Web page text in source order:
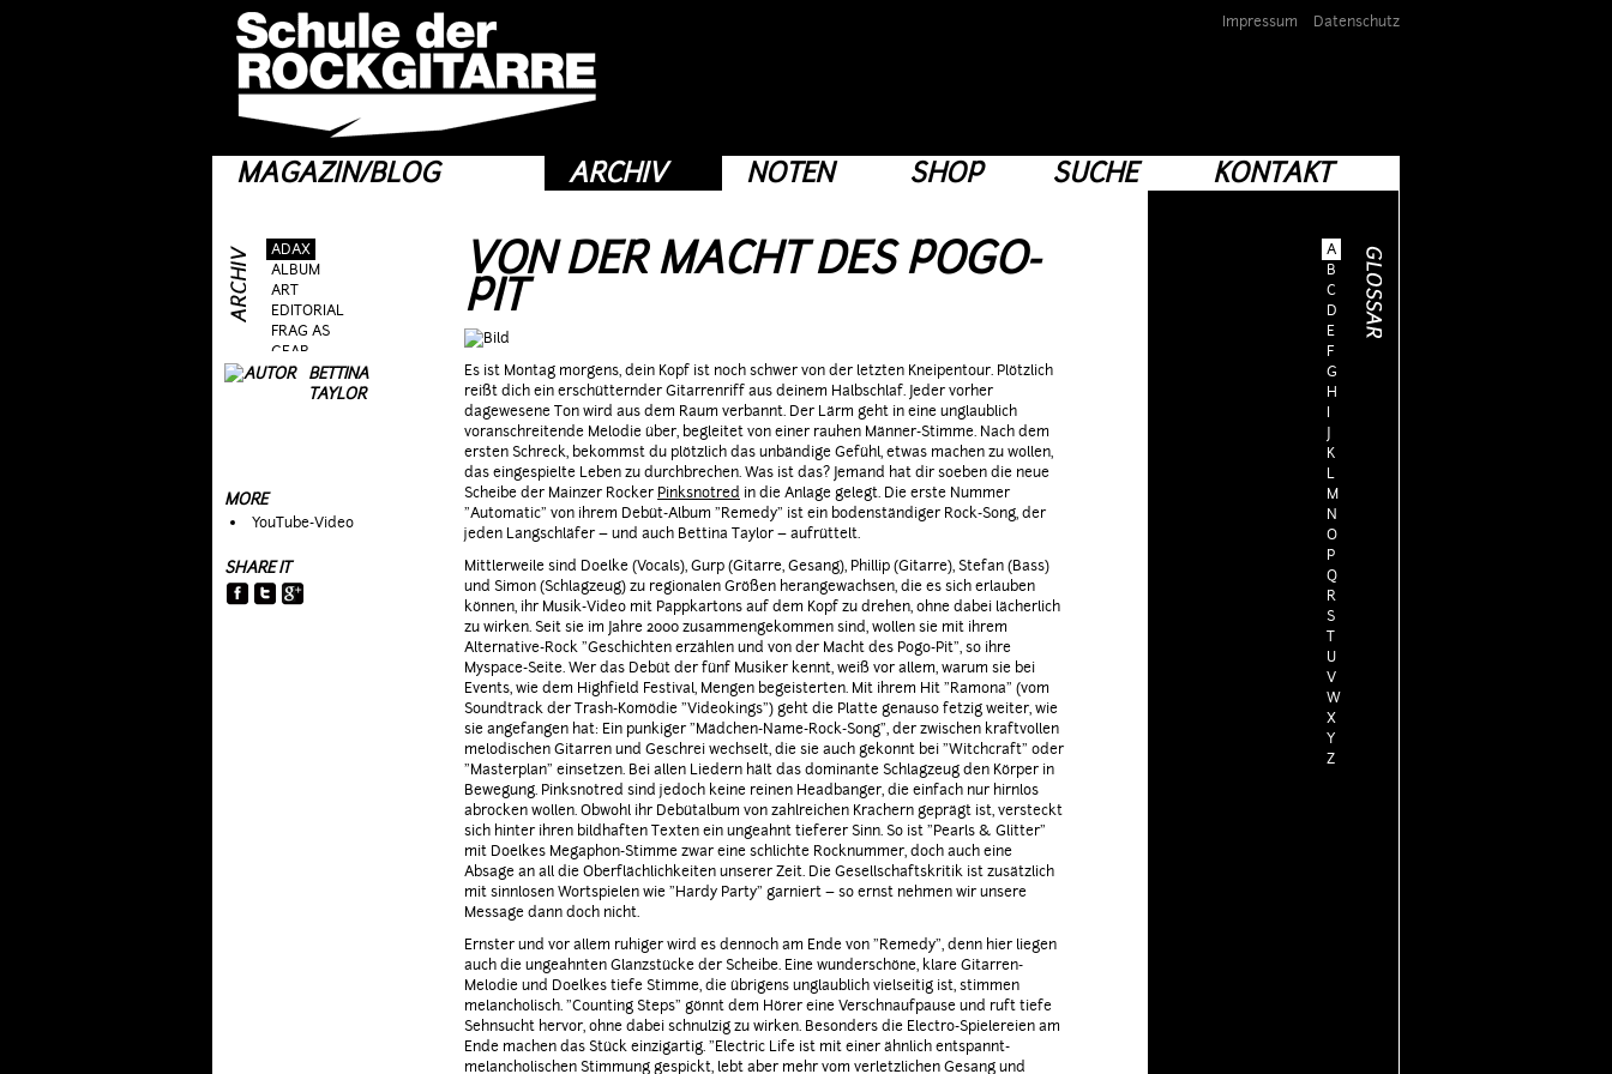
Impressum Datenschutz
MAGAZIN/BLOG ARCHIV NOTEN SHOP SUCHE KONTAKT
ADAX
ALBUM
ART
EDITORIAL
FRAG AS
GEAR
GIG
GUEST
TOPIC
VON DER MACHT DES POGO-
PIT
BETTINA
TAYLOR
MORE
YouTube-Video
SHARE IT
Es ist Montag morgens, dein Kopf ist noch schwer von der letzten Kneipentour. Plötzlich
reißt dich ein erschütternder Gitarrenriff aus deinem Halbschlaf. Jeder vorher
dagewesene Ton wird aus dem Raum verbannt. Der Lärm geht in eine unglaublich
voranschreitende Melodie über, begleitet von einer rauhen Männer-Stimme. Nach dem
ersten Schreck, bekommst du plötzlich das unbändige Gefühl, etwas machen zu wollen,
das eingespielte Leben zu durchbrechen. Was ist das? Jemand hat dir soeben die neue
Scheibe der Mainzer Rocker Pinksnotred in die Anlage gelegt. Die erste Nummer
"Automatic" von ihrem Debüt-Album "Remedy" ist ein bodenständiger Rock-Song, der
jeden Langschläfer – und auch Bettina Taylor – aufrüttelt.
Mittlerweile sind Doelke (Vocals), Gurp (Gitarre, Gesang), Phillip (Gitarre), Stefan (Bass)
und Simon (Schlagzeug) zu regionalen Größen herangewachsen, die es sich erlauben
können, ihr Musik-Video mit Pappkartons auf dem Kopf zu drehen, ohne dabei lächerlich
zu wirken. Seit sie im Jahre 2000 zusammengekommen sind, wollen sie mit ihrem
Alternative-Rock "Geschichten erzählen und von der Macht des Pogo-Pit", so ihre
Myspace-Seite. Wer das Debüt der fünf Musiker kennt, weiß vor allem, warum sie bei
Events, wie dem Highfield Festival, Mengen begeisterten. Mit ihrem Hit "Ramona" (vom
Soundtrack der Trash-Komödie "Videokings") geht die Platte genauso fetzig weiter, wie
sie angefangen hat: Ein punkiger "Mädchen-Name-Rock-Song", der zwischen kraftvollen
melodischen Gitarren und Geschrei wechselt, die sie auch gekonnt bei "Witchcraft" oder
"Masterplan" einsetzen. Bei allen Liedern hält das dominante Schlagzeug den Körper in
Bewegung. Pinksnotred sind jedoch keine reinen Headbanger, die einfach nur hirnlos
abrocken wollen. Obwohl ihr Debütalbum von zahlreichen Krachern geprägt ist, versteckt
sich hinter ihren bildhaften Texten ein ungeahnt tieferer Sinn. So ist "Pearls & Glitter"
mit Doelkes Megaphon-Stimme zwar eine schlichte Rocknummer, doch auch eine
Absage an all die Oberflächlichkeiten unserer Zeit. Die Gesellschaftskritik ist zusätzlich
mit sinnlosen Wortspielen wie "Hardy Party" garniert – so ernst nehmen wir unsere
Message dann doch nicht.
Ernster und vor allem ruhiger wird es dennoch am Ende von "Remedy", denn hier liegen
auch die ungeahnten Glanzstücke der Scheibe. Eine wunderschöne, klare Gitarren-
Melodie und Doelkes tiefe Stimme, die übrigens unglaublich vielseitig ist, stimmen
melancholisch. "Counting Steps" gönnt dem Hörer eine Verschnaufpause und ruft tiefe
Sehnsucht hervor, ohne dabei schnulzig zu wirken. Besonders die Electro-Spielereien am
Ende machen das Stück einzigartig. "Electric Life ist mit einer ähnlich entspannt-
melancholischen Stimmung gespickt, lebt aber mehr vom verletzlichen Gesang und
A
B
C
D
E
F
G
H
I
J
K
L
M
N
O
P
Q
R
S
T
U
V
W
X
Y
Z